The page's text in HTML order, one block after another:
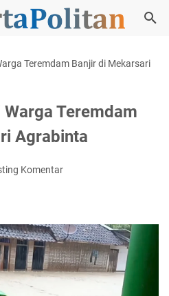
Teremdam Banjir di Mekarsari
Teremdam
Agrabinta
Komentar